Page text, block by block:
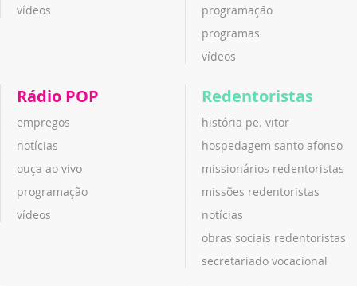
vídeos
programação
programas
vídeos
Rádio POP
empregos
notícias
ouça ao vivo
programação
vídeos
Redentoristas
história pe. vitor
hospedagem santo afonso
missionários redentoristas
missões redentoristas
notícias
obras sociais redentoristas
secretariado vocacional